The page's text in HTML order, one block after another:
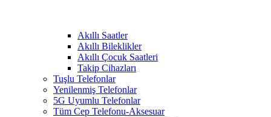
Akıllı Saatler
Akıllı Bileklikler
Akıllı Çocuk Saatleri
Takip Cihazları
Tuşlu Telefonlar
Yenilenmiş Telefonlar
5G Uyumlu Telefonlar
Tüm Cep Telefonu-Aksesuar